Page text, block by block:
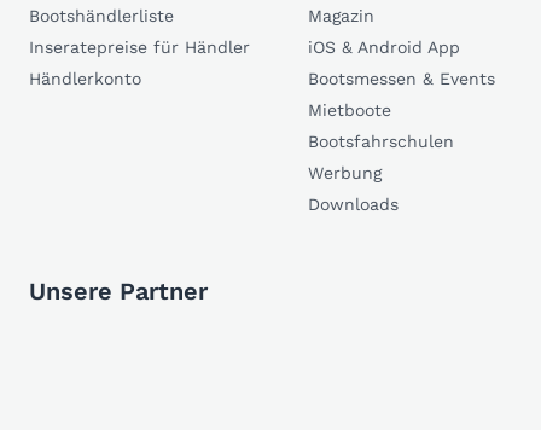
Bootshändlerliste
Inseratepreise für Händler
Händlerkonto
Magazin
iOS & Android App
Bootsmessen & Events
Mietboote
Bootsfahrschulen
Werbung
Downloads
Unsere Partner